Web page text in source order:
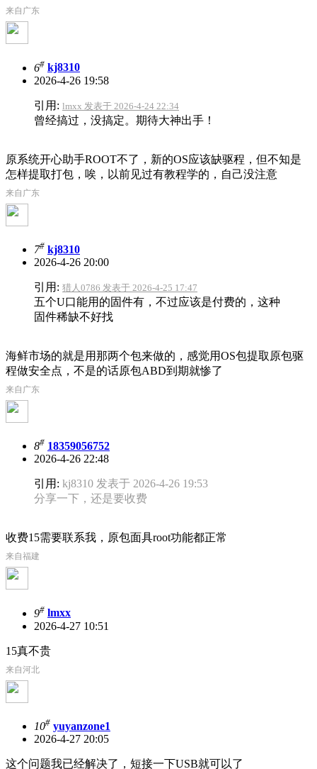
来自广东
6# kj8310
2026-4-26 19:58
引用: lmxx 发表于 2026-4-24 22:34
曾经搞过，没搞定。期待大神出手！
原系统开心助手ROOT不了，新的OS应该缺驱程，但不知是
怎样提取打包，唉，以前见过有教程学的，自己没注意
来自广东
7# kj8310
2026-4-26 20:00
引用: 猎人0786 发表于 2026-4-25 17:47
五个U口能用的固件有，不过应该是付费的，这种
固件稀缺不好找
海鲜市场的就是用那两个包来做的，感觉用OS包提取原包驱
程做安全点，不是的话原包ABD到期就惨了
来自广东
8# 18359056752
2026-4-26 22:48
引用: kj8310 发表于 2026-4-26 19:53
分享一下，还是要收费
收费15需要联系我，原包面具root功能都正常
来自福建
9# lmxx
2026-4-27 10:51
15真不贵
来自河北
10# yuyanzone1
2026-4-27 20:05
这个问题我已经解决了，短接一下USB就可以了